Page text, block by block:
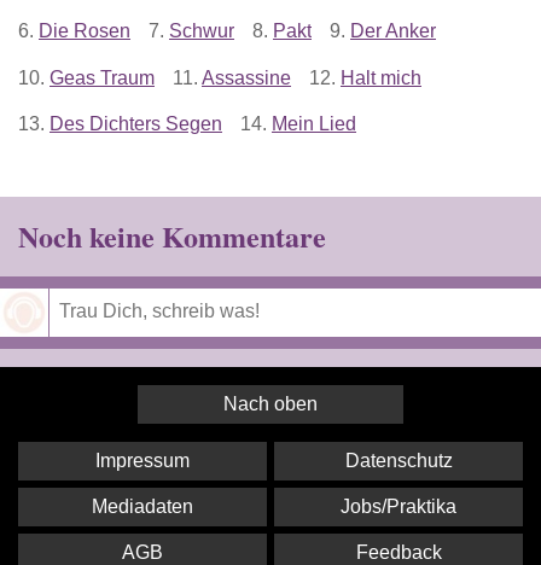
6. Die Rosen 7. Schwur 8. Pakt 9. Der Anker
10. Geas Traum 11. Assassine 12. Halt mich
13. Des Dichters Segen 14. Mein Lied
Noch keine Kommentare
Nach oben
Impressum Datenschutz
Mediadaten Jobs/Praktika
AGB Feedback